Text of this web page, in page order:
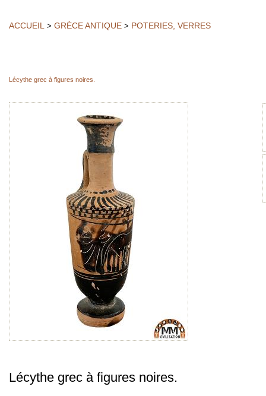
ACCUEIL > GRÈCE ANTIQUE > POTERIES, VERRES
Lécythe grec à figures noires.
Lécythe grec à figures noires.